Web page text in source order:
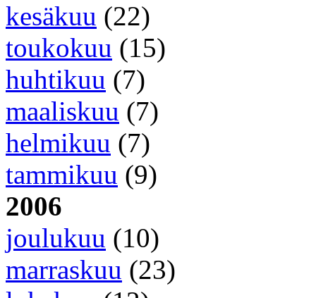
kesäkuu (22)
toukokuu (15)
huhtikuu (7)
maaliskuu (7)
helmikuu (7)
tammikuu (9)
2006
joulukuu (10)
marraskuu (23)